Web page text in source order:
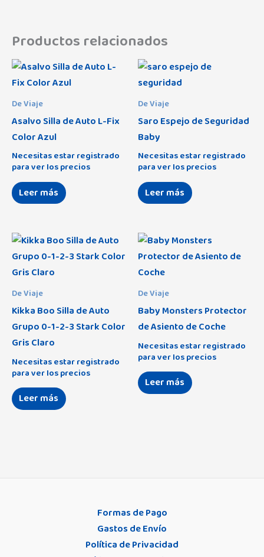
Productos relacionados
De Viaje
Asalvo Silla de Auto L-Fix
Color Azul
Necesitas estar registrado
para ver los precios
Leer más
De Viaje
Saro Espejo de Seguridad
Baby
Necesitas estar registrado
para ver los precios
Leer más
De Viaje
Kikka Boo Silla de Auto
Grupo 0-1-2-3 Stark Color
Gris Claro
Necesitas estar registrado
para ver los precios
Leer más
De Viaje
Baby Monsters Protector
de Asiento de Coche
Necesitas estar registrado
para ver los precios
Leer más
Formas de Pago
Gastos de Envío
Política de Privacidad